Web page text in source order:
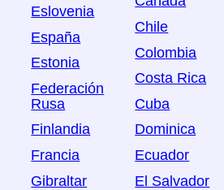
Eslovenia
España
Estonia
Federación
Rusa
Finlandia
Francia
Gibraltar
Chile
Colombia
Costa Rica
Cuba
Dominica
Ecuador
El Salvador